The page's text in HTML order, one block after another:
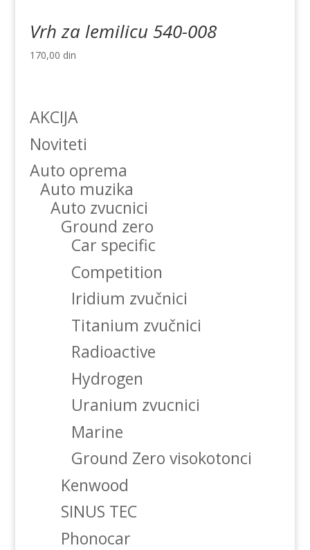
Vrh za lemilicu 540-008
170,00 din
AKCIJA
Noviteti
Auto oprema
Auto muzika
Auto zvucnici
Ground zero
Car specific
Competition
Iridium zvučnici
Titanium zvučnici
Radioactive
Hydrogen
Uranium zvucnici
Marine
Ground Zero visokotonci
Kenwood
SINUS TEC
Phonocar